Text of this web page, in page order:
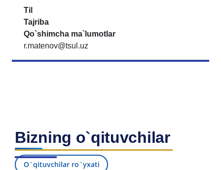
Til
Tajriba
Qo`shimcha ma`lumotlar
r.matenov@tsul.uz
Bizning o`qituvchilar
O`qituvchilar ro`yxati